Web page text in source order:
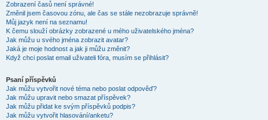
Zobrazení časů není správné!
Změnil jsem časovou zónu, ale čas se stále nezobrazuje správně!
Můj jazyk není na seznamu!
K čemu slouží obrázky zobrazené u mého uživatelského jména?
Jak můžu u svého jména zobrazit avatar?
Jaká je moje hodnost a jak ji můžu změnit?
Když chci poslat email uživateli fóra, musím se přihlásit?
Psaní příspěvků
Jak můžu vytvořit nové téma nebo poslat odpověď?
Jak můžu upravit nebo smazat příspěvek?
Jak můžu přidat ke svým příspěvků podpis?
Jak můžu vytvořit hlasování/anketu?